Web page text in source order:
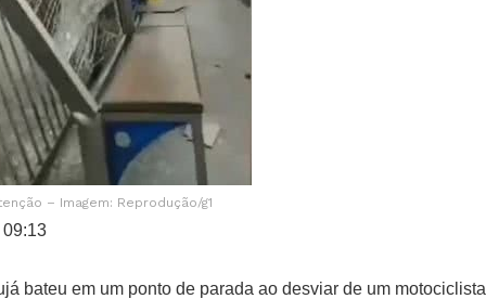
– Imagem: Reprodução/g1
09:13
bateu em um ponto de parada ao desviar de um motociclista